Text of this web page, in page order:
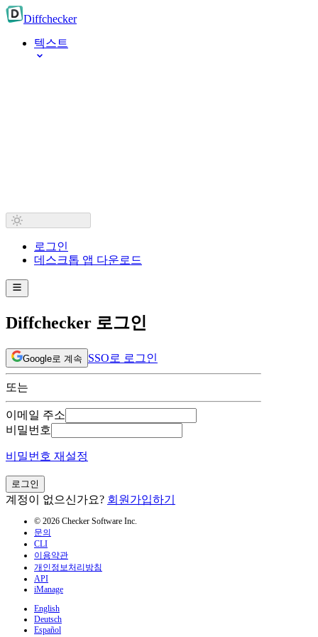
Diffchecker
텍스트
로그인
데스크톱 앱 다운로드
Diffchecker 로그인
Google로 계속 SSO로 로그인
또는
이메일 주소
비밀번호
비밀번호 재설정
로그인
계정이 없으신가요? 회원가입하기
© 2026 Checker Software Inc.
문의
CLI
이용약관
개인정보처리방침
API
iManage
English
Deutsch
Español